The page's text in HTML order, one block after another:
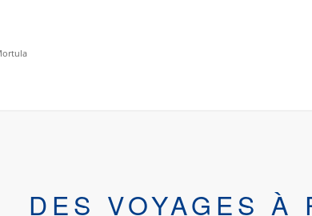
DES VOYAGES À